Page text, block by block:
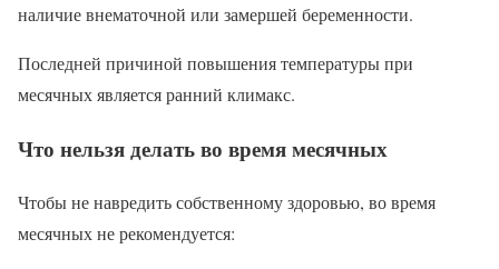
наличие внематочной или замершей беременности.
Последней причиной повышения температуры при
месячных является ранний климакс.
Что нельзя делать во время месячных
Чтобы не навредить собственному здоровью, во время
месячных не рекомендуется: